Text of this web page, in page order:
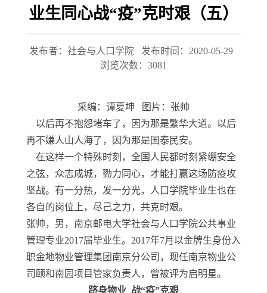
业生同心战“疫”克时艰（五）
发布者：社会与人口学院
发布时间：2020-05-29
浏览次数： 3081
采编：谭夏坤 图片：张帅
以后再不抱怨堵车了，因为那是繁华大道。以后
再不嫌人山人海了，因为那是国泰民安。
在这样一个特殊时刻，全国人民都时刻紧绷安全
之弦，众志成城，勠力同心，才能打赢这场防疫攻
坚战。有一分热，发一分光，人口学院毕业生也在
各自的岗位上，尽己之力，共克时艰。
张帅，男，南京邮电大学社会与人口学院公共事业
管理专业2017届毕业生。2017年7月以金牌生身份入
职金地物业管理集团南京分公司，现任南京物业公
司颐和南园项目管家负责人，曾被评为启明星。
跻身物业 战“疫”克艰